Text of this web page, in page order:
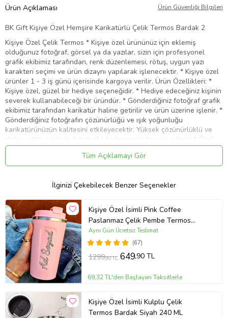
Ürün Açıklaması Ürün Güvenliği Bilgileri
BK Gift Kişiye Özel Hemşire Karikatürlü Çelik Termos Bardak 2
Kişiye Özel Çelik Termos * Kişiye özel ürününüz için eklemiş
olduğunuz fotoğraf, görsel ya da yazılar, sizin için profesyonel
grafik ekibimiz tarafından, renk düzenlemesi, rötuş, uygun yazı
karakteri seçimi ve ürün dizaynı yapılarak işlenecektir. * Kişiye özel
ürünler 1 - 3 iş günü içerisinde kargoya verilir. Ürün Özellikleri: *
Kişiye özel, güzel bir hediye seçeneğidir. * Hediye edeceğiniz kişinin
severek kullanabileceği bir üründür. * Gönderdiğiniz fotoğraf grafik
ekibimiz tarafından karikatür haline getirilir ve ürün üzerine işlenir. *
Gönderdiğiniz fotoğrafın çözünürlüğü ve ışık yoğunluğu
karikatürünüzün kalitesini etkileyecektir. Yüksek çözünürlüklü ve
doğru ışıkta çekilmiş fotoğraf göndermenizi tavsiye ederiz. * Özel
çelik alaşım. * Boy; 19 cm. Çap; 7 cm.
termos, baskılı termos, termal içecek termosu, karikatürlü, karikatür,
kc826272
Tüm Açıklamayı Gör
İlginizi Çekebilecek Benzer Seçenekler
Kişiye Özel İsimli Pink Coffee
Paslanmaz Çelik Pembe Termos
Bardak
(67)
Aynı Gün Ücretsiz Teslimat
1299,90 TL 649,90 TL
69,32 TL'den Başlayan Taksitlerle
Kişiye Özel İsimli Kulplu Çelik
Termos Bardak Siyah 240 ML